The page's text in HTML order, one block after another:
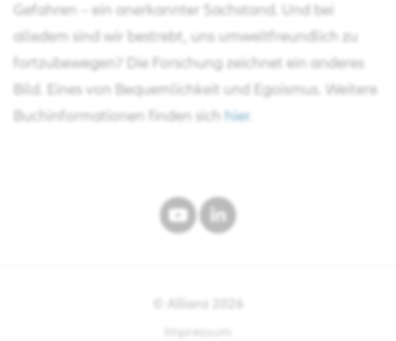
Gefahren – ein anerkannter Sachstand. Und bei
alledem sind wir bestrebt, uns umweltfreundlich zu
fortzubewegen? Die Forschung zeichnet ein anderes
Bild. Eines von Bequemlichkeit und Egoismus. Weitere
Buchinformationen finden sich
hier.
© Allianz
2026
Impressum